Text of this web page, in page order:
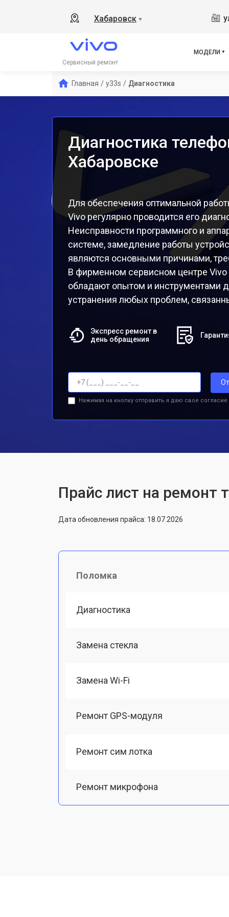
Хабаровск ▼
Сервисный ремонт
МОДЕЛИV23e
Y12
Главная / y33s / Диагностика
Диагностика
Хабаровске
Для обеспечения оптимальной
Vivo регулярно проводится его
Неисправности программного и
системе, замедление работы
являются основными причинами,
В фирменном сервисном центре
обладают опытом и инструментами
устранения любых проблем,
Экспресс ремонт в
день обращения
Нажимая на кнопку отправить я даю свое согласие
Прайс лист на ремонт
Дата обновления прайса: 18.07.2026
Поломка
Диагностика
Замена стекла
Замена Wi-Fi
Ремонт GPS-модуля
Ремонт сим лотка
Ремонт микрофона